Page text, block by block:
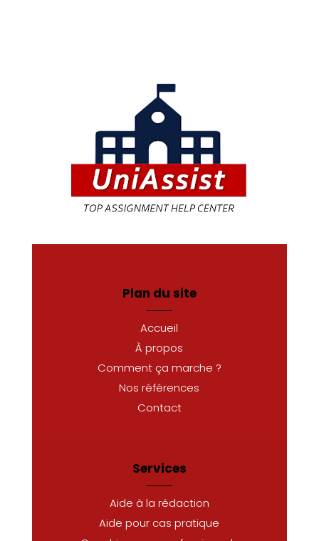
Plan du site
Accueil
À propos
Comment ça marche ?
Nos références
Contact
Services
Aide à la rédaction
Aide pour cas pratique